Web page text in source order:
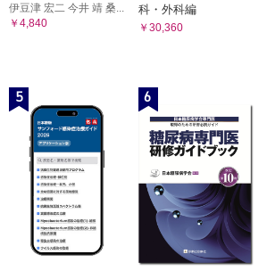
伊豆津 宏二 今井 靖 桑...
￥4,840
科・外科編
￥30,360
5 6